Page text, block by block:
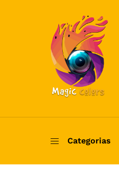
Categorias